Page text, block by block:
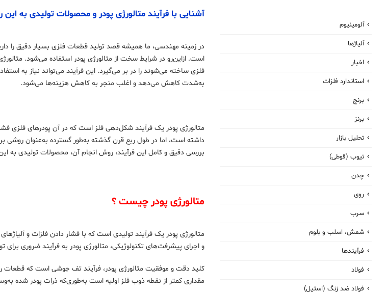
آشنایی با فرآیند متالورژی پودر و محصولات تولیدی به
در زمینه مهندسی، ما همیشه قصد تولید قطعات فلزی بسیار دقیق را
است. ازاین‌رو در شرایط سخت از متالورژی پودر استفاده می‌شود.
فلزی ساخته می‌شوند را در بر می‌گیرد. این فرآیند می‌تواند نیاز به
به‌شدت کاهش می‌دهد و اغلب منجر به کاهش هزینه‌ها می‌شود.
داشته است، اما در طول ربع قرن گذشته به‌طور گسترده به‌عنوان روشی
بررسی دقیق و کامل این فرآیند، روش انجام آن، محصولات تولیدی به
متالورژی پودر چیست ؟
متالورژی پودر یک فرآیند تولیدی است که با فشار دادن فلزات و
و اجرای پیشرفت‌های تکنولوژیکی، متالورژی پودر به فرآیند ضروری
کلید دقت و موفقیت متالورژی پودر، فرآیند تف جوشی است که قطعات
مقداری کمتر از نقطه ذوب فلز اولیه است به‌طوری‌که ذرات پودر شده
آلومینیوم
آلیاژها
اخبار
استاندارد فلزات
برنج
برنز
تحلیل بازار
تیوب (قوطی)
چدن
روی
سرب
شمش، اسلب و بلوم
فرآیندها
فولاد
فولاد ضد زنگ (استیل)